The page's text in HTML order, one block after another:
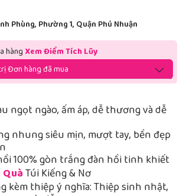
Phùng, Phường 1, Quận Phú Nhuận
hàng Xem Điểm Tích Lũy
Đơn hàng đã mua
ngọt ngào, ấm áp, dễ thương và dễ
nhung siêu mịn, mượt tay, bền đẹp
100% gòn trắng đàn hồi tinh khiết
Túi Kiếng & Nơ
kèm thiệp ý nghĩa: Thiệp sinh nhật,